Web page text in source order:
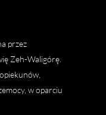
przez
Zeh-Waligórę.
w oparciu